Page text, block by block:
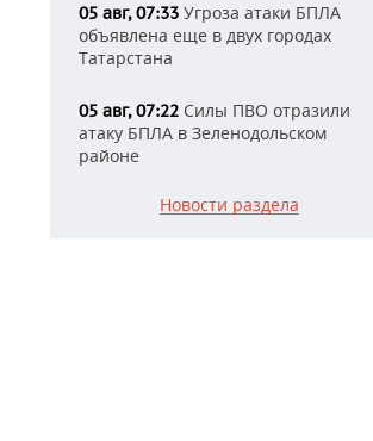
05 авг, 07:33 Угроза атаки БПЛА
объявлена еще в двух городах
Татарстана
05 авг, 07:22 Силы ПВО отразили
атаку БПЛА в Зеленодольском
районе
Новости раздела